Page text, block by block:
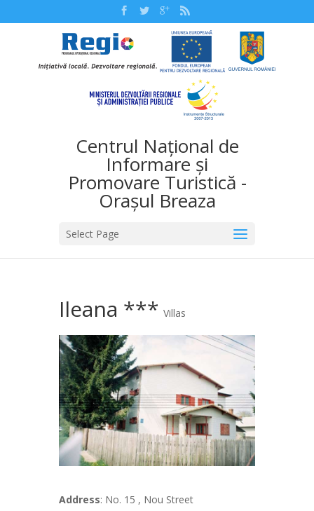
Centrul Național de
Informare și
Promovare Turistică -
Orașul Breaza
Select Page
Ileana *** Villas
Address: No. 15 , Nou Street